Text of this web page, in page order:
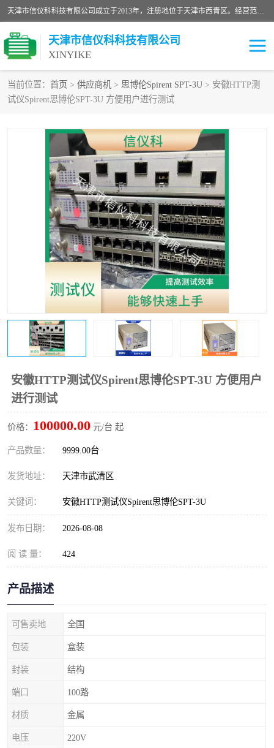
天津市信仪科科技有限公司成立于2013年，注册地位于天津市西青区。经营范围包括计算机软件、电子产品、仪器技术开发、技术转让、技术咨询、技术服务、网络工程、电子监控工程安装等；主要产品有：网络流量测试仪、Ixia XM2、XM12、XGS2、XGS12、400T、1600T、X16网络协议分析仪，Agilent N2X 等等各种型号，欢迎来电咨询。
天津市信仪科科技有限公司
XINYIKE
当前位置： 首页 > 供应商机 > 思博伦Spirent SPT-3U > 安徽HTTP测
试仪Spirent思博伦SPT-3U 方便用户进行测试
安徽HTTP测试仪Spirent思博伦SPT-3U 方便用户
进行测试
价格： 100000.00 元/台 起
产品数量： 9999.00台
发货地址： 天津市武清区
关键词： 安徽HTTP测试仪Spirent思博伦SPT-3U
发布日期： 2026-08-08
阅 读 量： 424
产品描述
可售卖地 全国
包装 盒装
封装 结构
端口 100路
材质 金属
电压 220V
思博伦Spirent C50 思博伦Spirent C1
思博伦Spirent C100 思博伦Spirent N4U
思博伦Spirent N11U 思博伦Spirent SPT-2U
思博伦600B 思博伦SPT-2000A-HS
思博伦Spirent SPT-3U 思博伦TestCenter
发包仪IXIA XGS2 思博伦Spirent SPT-9000A